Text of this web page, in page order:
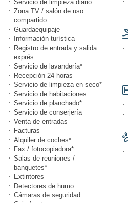
Servicio de limpieza diario
Zona TV / salón de uso
compartido
Guardaequipaje
Información turística
Registro de entrada y salida
exprés
Servicio de lavandería*
Recepción 24 horas
Servicio de limpieza en seco*
Servicio de habitaciones
Servicio de planchado*
Servicio de conserjería
Venta de entradas
Facturas
Alquiler de coches*
Fax / fotocopiadora*
Salas de reuniones /
banquetes*
Extintores
Detectores de humo
Cámaras de seguridad